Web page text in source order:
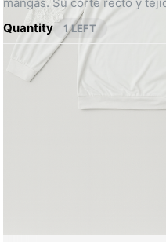
un estilo sofisticado.
o para elevar un look
moderno. Ideal para
clásico.
Quantity 1 LEFT